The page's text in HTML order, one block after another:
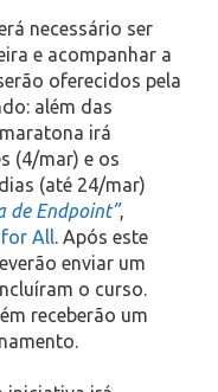
necessário ser
e acompanhar a
oferecidos pela
além das
irá
(4/mar) e os
(até 24/mar)
de Endpoint”,
All
. Após este
enviar um
o curso.
receberão um